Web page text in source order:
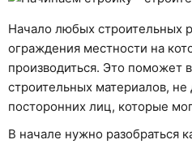
Общество
Рассказать новость
Начало любых строительных
ограждения местности на
производиться. Это поможет
строительных материалов, не
посторонних лиц, которые
В начале нужно разобраться